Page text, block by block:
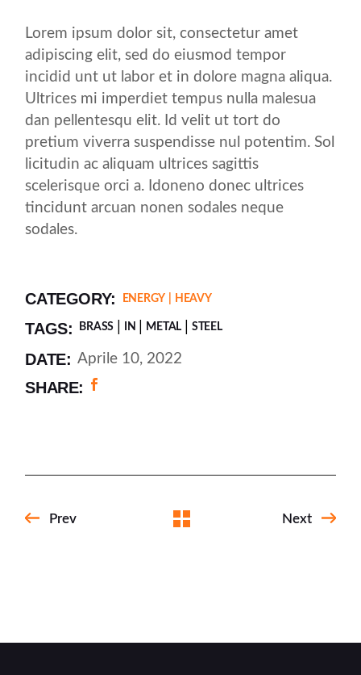
Lorem ipsum dolor sit, consectetur amet
adipiscing elit, sed do eiusmod tempor
incidid unt ut labor et in dolore magna aliqua.
Ultrices mi imperdiet tempus nulla malesua
dan pellentesqu elit. Id velit ut tort do
pretium viverra suspendisse nul potentim. Sol
licitudin ac aliquam ultrices sagittis
scelerisque orci a. Idoneno donec ultrices
tincidunt arcuan nonen sodales neque
sodales.
CATEGORY: ENERGY HEAVY
TAGS: BRASS IN METAL STEEL
DATE: Aprile 10, 2022
SHARE:
Prev Next